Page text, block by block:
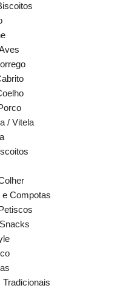
/ Vitela
Compotas
Tradicionais